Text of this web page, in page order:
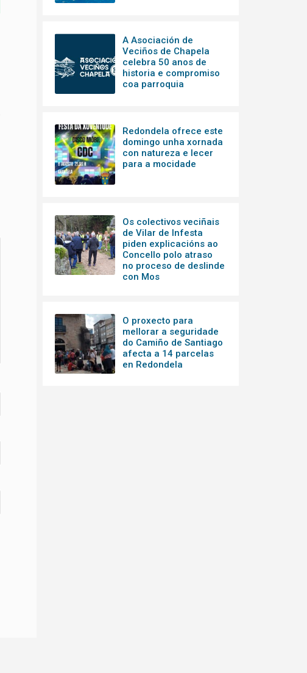
A Asociación de
Veciños de Chapela
celebra 50 anos de
historia e compromiso
coa parroquia
Redondela ofrece este
domingo unha xornada
con natureza e lecer
para a mocidade
Os colectivos veciñais
de Vilar de Infesta
piden explicacións ao
Concello polo atraso
no proceso de deslinde
con Mos
O proxecto para
mellorar a seguridade
do Camiño de Santiago
afecta a 14 parcelas
en Redondela